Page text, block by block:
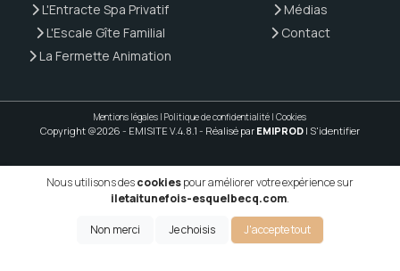
L'Entracte Spa Privatif
L'Escale Gîte Familial
La Fermette Animation
Médias
Contact
Mentions légales | Politique de confidentialité | Cookies
Copyright @2026 - EMISITE V.4.8.1 - Réalisé par EMIPROD | S'identifier
Nous utilisons descookiespour améliorer votre expérience sur
iletaitunefois-esquelbecq.com.
Non merci Je choisis J'accepte tout